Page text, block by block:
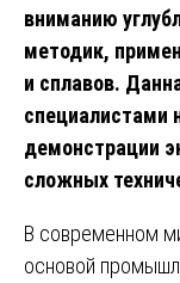
вниманию
методик,
и сплавов.
специалистами
демонстрации
сложных
В современном
основой